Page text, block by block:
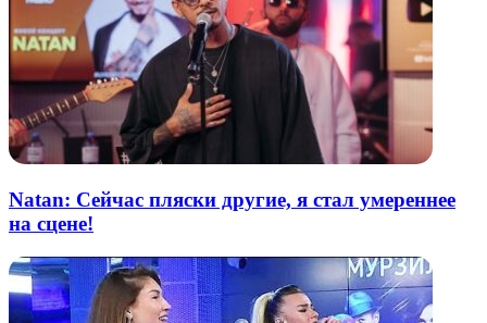
Natan: Сейчас пляски другие, я стал умереннее
на сцене!